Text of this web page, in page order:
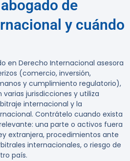
de
y cuándo
en Derecho Internacional asesora
(comercio, inversión,
y cumplimiento regulatorio),
jurisdicciones y utiliza
internacional y la
Contrátelo cuando exista
una parte o activos fuera
extranjera, procedimientos ante
internacionales, o riesgo de
país.